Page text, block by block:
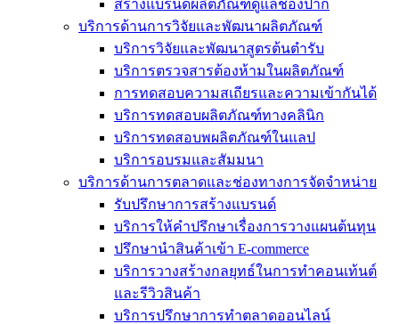
สร้างแบรนด์ผลิตภัณฑ์ดูแลช่องปาก
บริการด้านการวิจัยและพัฒนาผลิตภัณฑ์
บริการวิจัยและพัฒนาสูตรต้นตำรับ
บริการตรวจสารต้องห้ามในผลิตภัณฑ์
การทดสอบความสเถียรและความเข้ากันได้
บริการทดสอบผลิตภัณฑ์ทางคลินิก
บริการทดสอบพผลิตภัณฑ์ในแลป
บริการอบรมและสัมมนา
บริการด้านการตลาดและช่องทางการจัดจำหน่าย
รับปรึกษาการสร้างแบรนด์
บริการให้คำปรึกษาเรื่องการวางแผนต้นทุน
ปรึกษานำสินค้าเข้า E-commerce
บริการวางสร้างกลยุทธ์ในการทำคอนเท้นต์
และรีวิวสินค้า
บริการปรึกษาการทำตลาดออนไลน์